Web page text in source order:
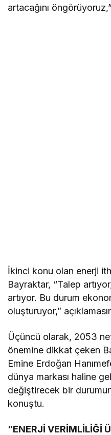
artacağını
İkinci konu olan enerji
Bayraktar, “Talep
artıyor. Bu durum
oluşturuyor,”
Üçüncü olarak, 2053
önemine dikkat çeken
Emine Erdoğan
dünya markası haline
değiştirecek bir
konuştu.
“ENERJİ VERİMLİLİĞİ